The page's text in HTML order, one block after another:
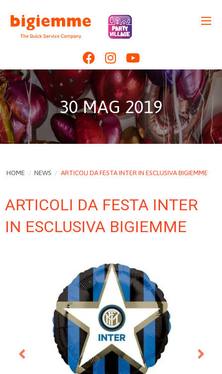
30 MAG 2019
HOME / NEWS / ARTICOLI DA FESTA INTER IN ESCLUSIVA BIGIEMME
ARTICOLI DA FESTA INTER
IN ESCLUSIVA BIGIEMME